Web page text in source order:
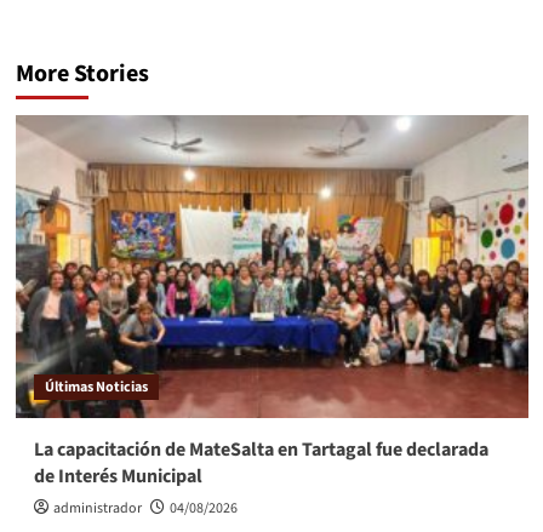
More Stories
Últimas Noticias
La capacitación de MateSalta en Tartagal fue declarada
de Interés Municipal
administrador 04/08/2026